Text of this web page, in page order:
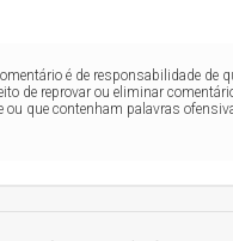
é de responsabilidade de
de reprovar ou eliminar
ou que contenham palavras